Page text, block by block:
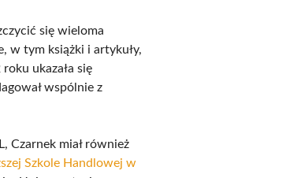
się wieloma
w tym książki i artykuły,
ukazała się
wspólnie z
Czarnek miał również
Szkole Handlowej w